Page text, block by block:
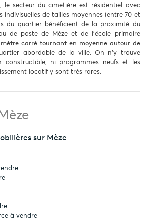
le secteur du cimetière est résidentiel avec
indivisuelles de tailles moyennes (entre 70 et
du quartier bénéficient de la proximité du
de poste de Mèze et de l'école primaire
mètre carré tournant en moyenne autour de
abordable de la ville. On n'y trouve
constructible, ni programmes neufs et les
locatif y sont très rares.
sur Mèze
à vendre